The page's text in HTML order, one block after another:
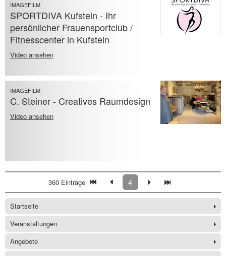
IMAGEFILM
SPORTDIVA Kufstein - Ihr
persönlicher Frauensportclub /
Fitnesscenter in Kufstein
Video ansehen
IMAGEFILM
C. Steiner - Creatives Raumdesign
Video ansehen
360 Einträge 4
Startseite
Veranstaltungen
Angebote